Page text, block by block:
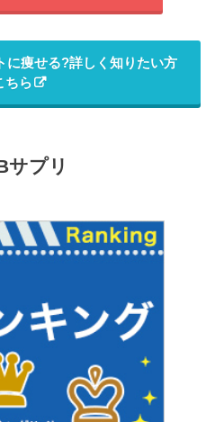
に痩せる?詳しく知りたい方
ちら
プリ